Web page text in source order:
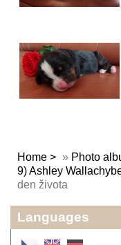
Home » Photo
9) Ashley
den života
Languages